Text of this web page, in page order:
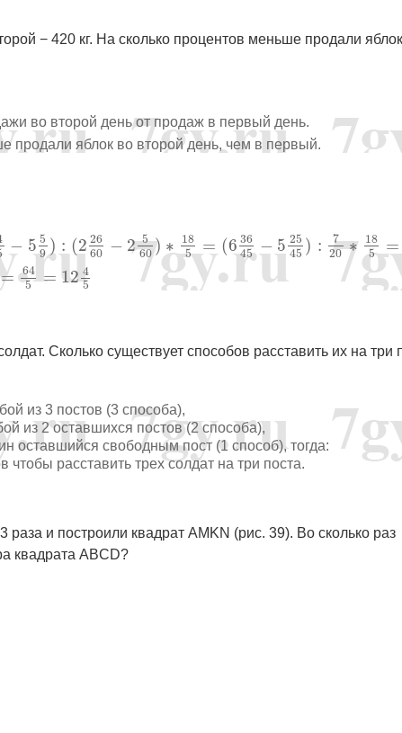
− 420 кг. На сколько процентов меньше продали
во второй день от продаж в первый день.
продали яблок во второй день, чем в первый.
− 5 5
9 ) : (2 26
60 − 2 5
60 ) ∗
18
5
= (6 36
45 − 5 25
45 ) :
7
20 ∗ 18
5
=
=
64
5
= 12 4
5
9 ): (2 26 60− 60 ∗ 185 3645 5 25 45 7 ∗
Сколько существует способов расставить их на три
из 3 постов (3 способа),
из 2 оставшихся постов (2 способа),
оставшийся свободным пост (1 способ), тогда:
чтобы расставить трех солдат на три поста.
и построили квадрат AMKN (рис. 39). Во сколько раз
квадрата ABCD?